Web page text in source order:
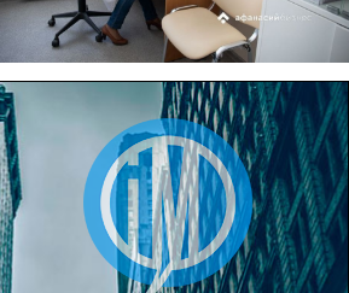
22.07.2026
Больница в Спирово работает
без рентгеновского кабинета